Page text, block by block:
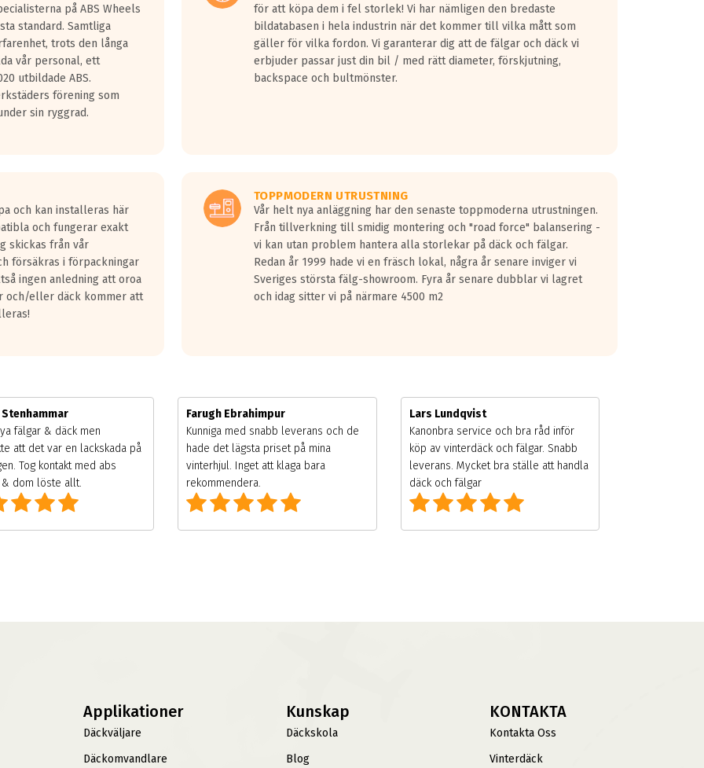
fyra billängder( ca 18meter) mellan däck med betyg A gentemot
överträffa motorljudet.
ett däck med vågar. Hög bullernivå markeras med svarta vågor
kraven som finns i dagsläget, men är inte längre tillåtna enligt nya
på ABS Wheels
standard. Samtliga
trots den långa
vår personal, ett
utbildade ABS.
förening som
sin ryggrad.
för att köpa dem i fel storlek! Vi har nämligen den bredaste
bildatabasen i hela industrin när det kommer till vilka mått som
gäller för vilka fordon. Vi garanterar dig att de fälgar och däck vi
erbjuder passar just din bil / med rätt diameter, förskjutning,
backspace och bultmönster.
och kan installeras här
och fungerar exakt
skickas från vår
försäkras i förpackningar
ingen anledning att oroa
och/eller däck kommer att
TOPPMODERN UTRUSTNING
Vår helt nya anläggning har den senaste toppmoderna utrustningen.
Från tillverkning till smidig montering och "road force" balansering -
vi kan utan problem hantera alla storlekar på däck och fälgar.
Redan år 1999 hade vi en fräsch lokal, några år senare inviger vi
Sveriges största fälg-showroom. Fyra år senare dubblar vi lagret
och idag sitter vi på närmare 4500 m2
Stenhammar
fälgar & däck men
att det var en lackskada på
Tog kontakt med abs
dom löste allt.
Farugh Ebrahimpur
Kunniga med snabb leverans och de
hade det lägsta priset på mina
vinterhjul. Inget att klaga bara
rekommendera.
Lars Lundqvist
Kanonbra service och bra råd inför
köp av vinterdäck och fälgar. Snabb
leverans. Mycket bra ställe att handla
däck och fälgar
Applikationer
Däckväljare
Däckomvandlare
Kunskap
Däckskola
Blog
KONTAKTA
Kontakta Oss
Vinterdäck